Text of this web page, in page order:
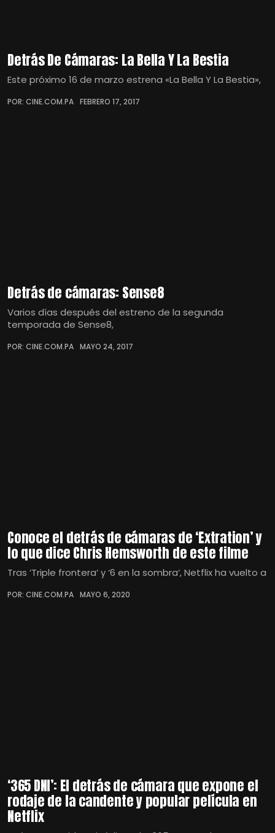
Detrás De Cámaras: La Bella Y La Bestia
Este próximo 16 de marzo estrena «La Bella Y La Bestia»,
POR: CINE.COM.PA FEBRERO 17, 2017
Detrás de cámaras: Sense8
Varios días después del estreno de la segunda
temporada de Sense8,
POR: CINE.COM.PA MAYO 24, 2017
Conoce el detrás de cámaras de ‘Extration’ y
lo que dice Chris Hemsworth de este filme
Tras ‘Triple frontera‘ y ‘6 en la sombra‘, Netflix ha vuelto a
POR: CINE.COM.PA MAYO 6, 2020
‘365 DNI’: El detrás de cámara que expone el
rodaje de la candente y popular película en
Netflix